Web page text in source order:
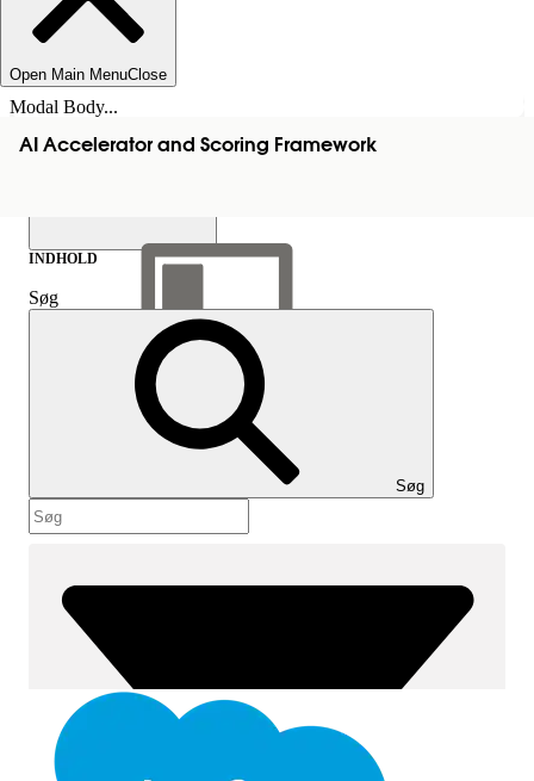
Open Main MenuClose
Modal Body...
AI Accelerator and Scoring Framework
Vis indholdsfortegnelse
Indhold
INDHOLD
Søg
Søg